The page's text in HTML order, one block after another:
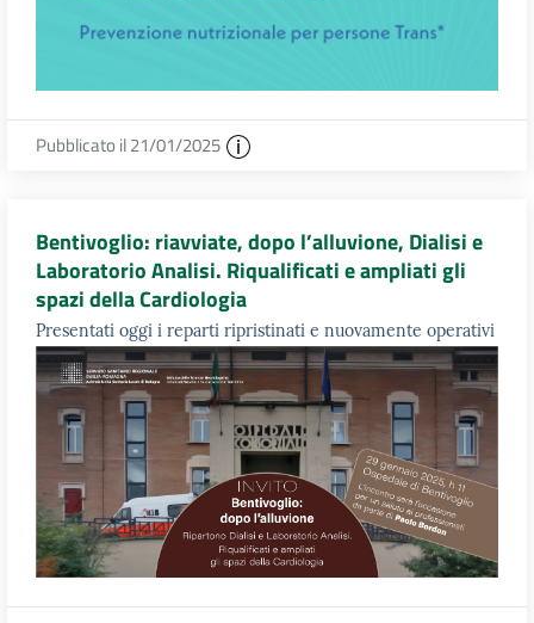
Pubblicato il 21/01/2025
Bentivoglio: riavviate, dopo l’alluvione, Dialisi e
Laboratorio Analisi. Riqualificati e ampliati gli
spazi della Cardiologia
Presentati oggi i reparti ripristinati e nuovamente operativi